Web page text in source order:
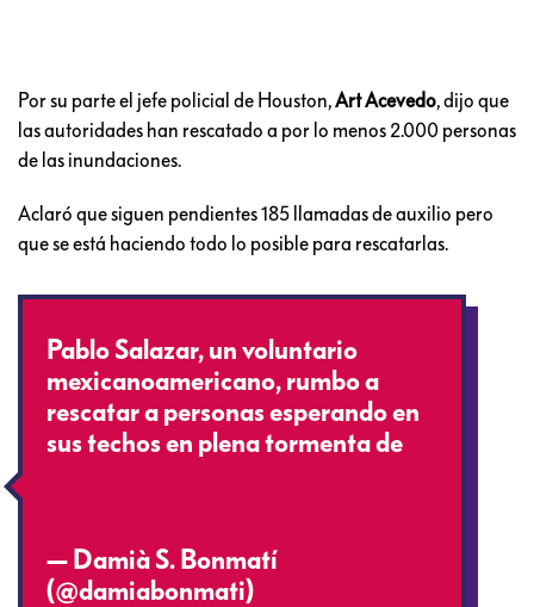
Por su parte el jefe policial de Houston,Art Acevedo, dijo que
las autoridades han rescatado a por lo menos 2.000 personas
de las inundaciones.
Aclaró que siguen pendientes 185 llamadas de auxilio pero
que se está haciendo todo lo posible para rescatarlas.
Pablo Salazar, un voluntario
mexicanoamericano, rumbo a
rescatar a personas esperando en
sus techos en plena tormenta de
— Damià S. Bonmatí
(@damiabonmati)